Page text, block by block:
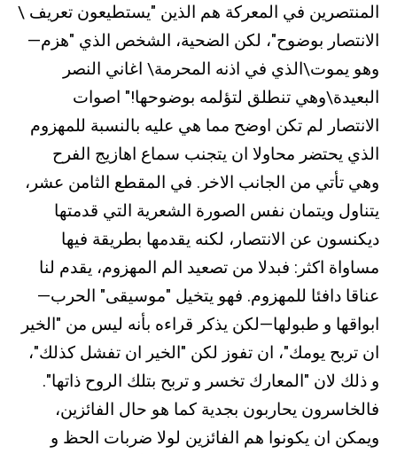
المنتصرين في المعركة هم الذين "يستطيعون تعريف \
الانتصار بوضوح"، لكن الضحية، الشخص الذي "هزم—
وهو يموت\الذي في اذنه المحرمة\ اغاني النصر
البعيدة\وهي تنطلق لتؤلمه بوضوحها!" اصوات
الانتصار لم تكن اوضح مما هي عليه بالنسبة للمهزوم
الذي يحتضر محاولا ان يتجنب سماع اهازيج الفرح
وهي تأتي من الجانب الاخر. في المقطع الثامن عشر،
يتناول ويتمان نفس الصورة الشعرية التي قدمتها
ديكنسون عن الانتصار، لكنه يقدمها بطريقة فيها
مساواة اكثر: فبدلا من تصعيد الم المهزوم، يقدم لنا
عناقا دافئا للمهزوم. فهو يتخيل "موسيقى" الحرب—
ابواقها و طبولها—لكن يذكر قراءه بأنه ليس من "الخير
ان تربح يومك"، ان تفوز لكن "الخير ان تفشل كذلك"،
و ذلك لان "المعارك تخسر و تربح بتلك الروح ذاتها".
فالخاسرون يحاربون بجدية كما هو حال الفائزين،
ويمكن ان يكونوا هم الفائزين لولا ضربات الحظ و